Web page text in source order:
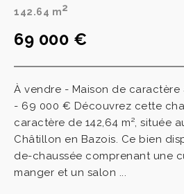
142.64 m2
69 000 €
À vendre - Maison de
- 69 000 € Découvrez cette
caractère de 142,64 m², située
Châtillon en Bazois. Ce bien
de-chaussée comprenant une
manger et un salon ...